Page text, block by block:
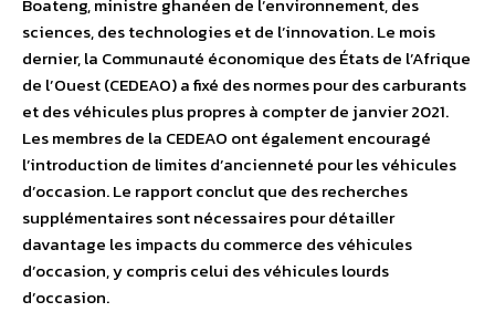
Boateng, ministre ghanéen de l’environnement, des
sciences, des technologies et de l’innovation. Le mois
dernier, la Communauté économique des États de l’Afrique
de l’Ouest (CEDEAO) a fixé des normes pour des carburants
et des véhicules plus propres à compter de janvier 2021.
Les membres de la CEDEAO ont également encouragé
l’introduction de limites d’ancienneté pour les véhicules
d’occasion. Le rapport conclut que des recherches
supplémentaires sont nécessaires pour détailler
davantage les impacts du commerce des véhicules
d’occasion, y compris celui des véhicules lourds
d’occasion.